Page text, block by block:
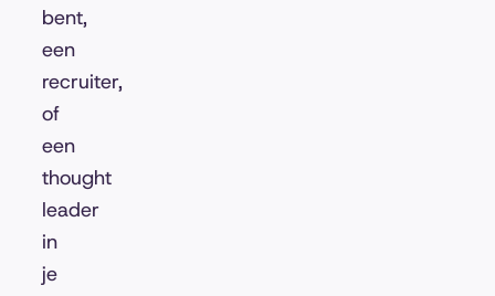
bent,
een
recruiter,
of
een
thought
leader
in
je